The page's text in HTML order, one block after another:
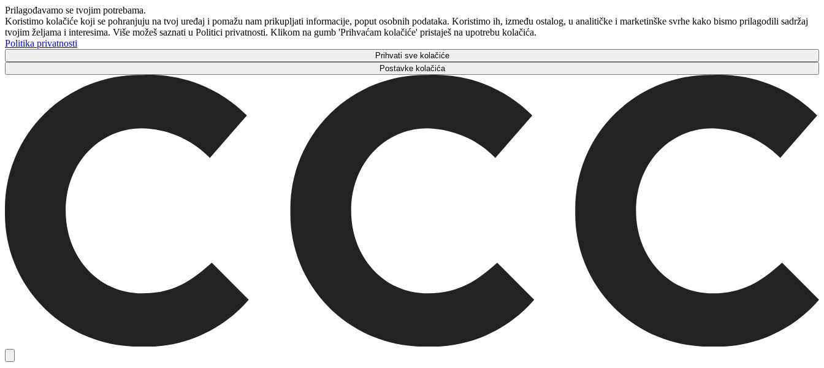
Prilagođavamo se tvojim potrebama.
Koristimo kolačiće koji se pohranjuju na tvoj uređaj i pomažu nam prikupljati informacije, poput osobnih podataka. Koristimo ih, između ostalog, u analitičke i marketinške svrhe kako bismo prilagodili sadržaj
tvojim željama i interesima. Više možeš saznati u Politici privatnosti. Klikom na gumb 'Prihvaćam kolačiće' pristaješ na upotrebu kolačića.
Politika privatnosti
Prihvati sve kolačiće
Postavke kolačića